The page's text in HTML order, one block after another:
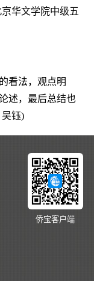
华文学院中级五
看法，观点明
述，最后总结也
钰)
侨宝客户端